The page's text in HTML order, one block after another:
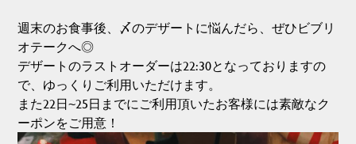
週末のお食事後、〆のデザートに悩んだら、ぜひビブリ
オテークへ◎
デザートのラストオーダーは22:30となっておりますの
で、ゆっくりご利用いただけます。
また22日~25日までにご利用頂いたお客様には素敵なク
ーポンをご用意！